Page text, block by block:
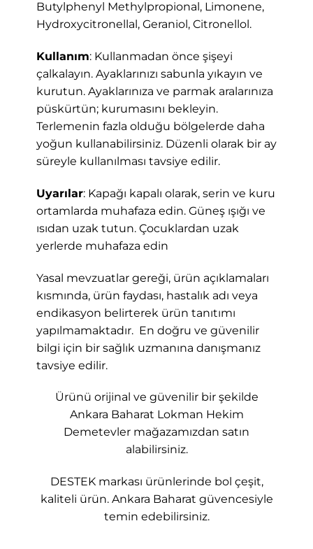
Butylphenyl Methylpropional, Limonene,
Hydroxycitronellal, Geraniol, Citronellol.
Kullanım: Kullanmadan önce şişeyi
çalkalayın. Ayaklarınızı sabunla yıkayın ve
kurutun. Ayaklarınıza ve parmak aralarınıza
püskürtün; kurumasını bekleyin.
Terlemenin fazla olduğu bölgelerde daha
yoğun kullanabilirsiniz. Düzenli olarak bir ay
süreyle kullanılması tavsiye edilir.
Uyarılar: Kapağı kapalı olarak, serin ve kuru
ortamlarda muhafaza edin. Güneş ışığı ve
ısıdan uzak tutun. Çocuklardan uzak
yerlerde muhafaza edin
Yasal mevzuatlar gereği, ürün açıklamaları
kısmında, ürün faydası, hastalık adı veya
endikasyon belirterek ürün tanıtımı
yapılmamaktadır. En doğru ve güvenilir
bilgi için bir sağlık uzmanına danışmanız
tavsiye edilir.
Ürünü orijinal ve güvenilir bir şekilde
Ankara Baharat Lokman Hekim
Demetevler mağazamızdan satın
alabilirsiniz.
DESTEK markası ürünlerinde bol çeşit,
kaliteli ürün. Ankara Baharat güvencesiyle
temin edebilirsiniz.